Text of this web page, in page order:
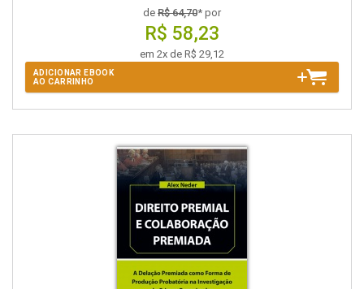
de R$ 64,70* por
R$ 58,23
em 2x de R$ 29,12
ADICIONAR EBOOK
AO CARRINHO